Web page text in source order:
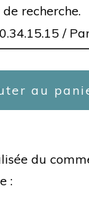
recherche.
/
au
du
: